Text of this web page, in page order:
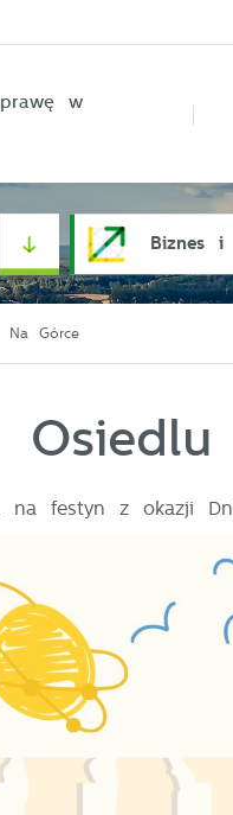
w
Biznes i
Na Górce
na festyn z okazji